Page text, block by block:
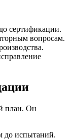
сертификации.
вопросам.
план. Он
до испытаний.